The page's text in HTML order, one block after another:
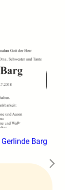
Gerlinde Barg
→